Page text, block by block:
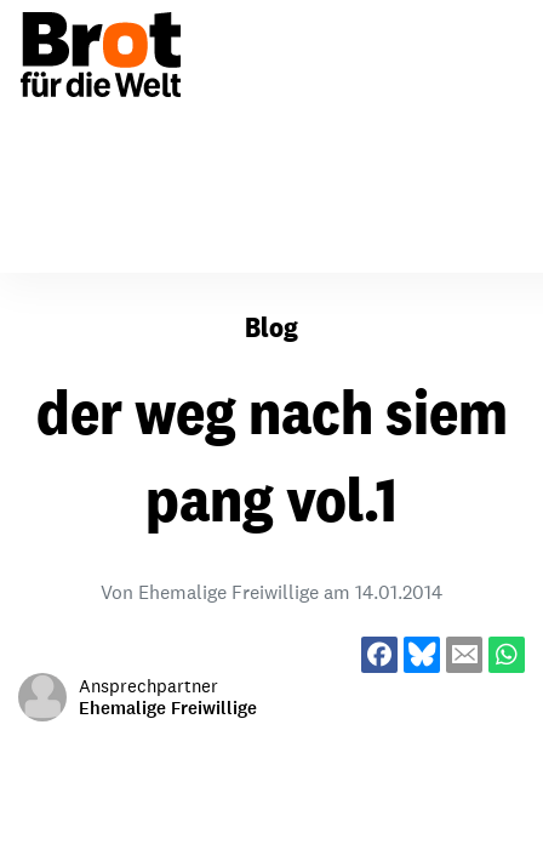
Blog
der weg nach siem
pang vol.1
Von Ehemalige Freiwillige am 14.01.2014
Ansprechpartner
Ehemalige Freiwillige